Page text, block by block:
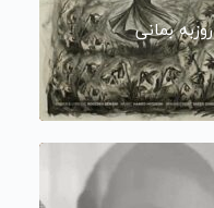
روزبه بمانی